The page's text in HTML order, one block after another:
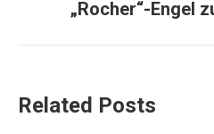
„Rocher“-Engel
Related Posts